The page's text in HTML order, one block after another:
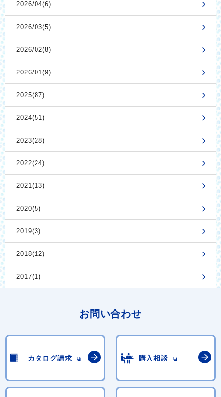
2026/04(6)
2026/03(5)
2026/02(8)
2026/01(9)
2025(87)
2024(51)
2023(28)
2022(24)
2021(13)
2020(5)
2019(3)
2018(12)
2017(1)
お問い合わせ
カタログ請求 購入相談